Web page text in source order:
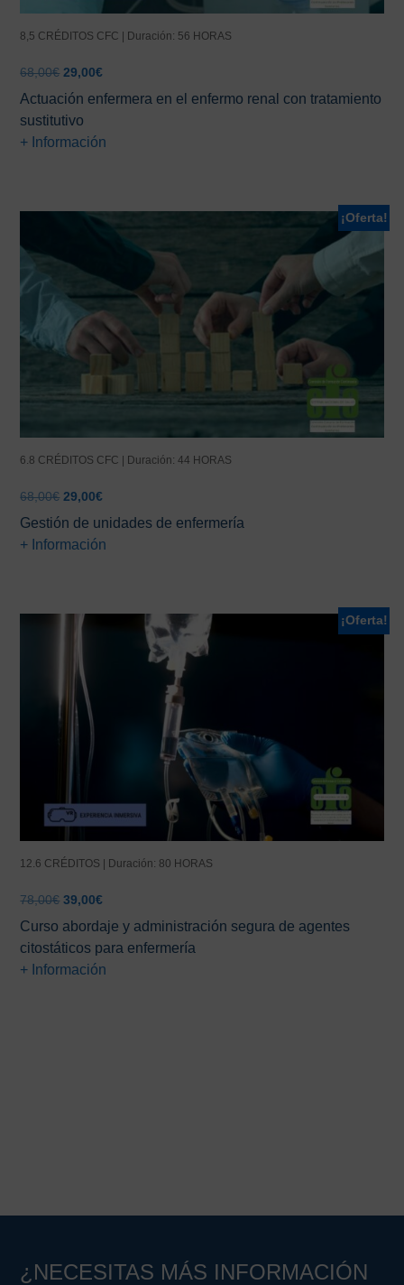
8,5 CRÉDITOS CFC | Duración: 56 HORAS
68,00€ El
precio
original
era:
68,00€.
29,00€El
actual
29,00€.
Actuación enfermera en el enfermo renal con tratamiento
sustitutivo
+ Información
¡Oferta!
6.8 CRÉDITOS CFC | Duración: 44 HORAS
68,00€ El
precio
original
era:
29,00€El
precio
actual
es:
Gestión de unidades de enfermería
+ Información
¡Oferta!
12.6 CRÉDITOS | Duración: 80 HORAS
78,00€ El
original
era:
78,00€.
39,00€El
actual
es:
39,00€.
Curso abordaje y administración segura de agentes
citostáticos para enfermería
+ Información
¿NECESITAS MÁS INFORMACIÓN